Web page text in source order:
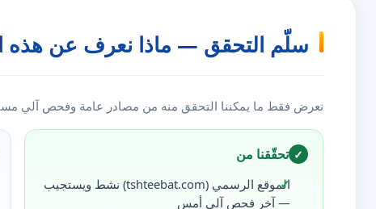
سلّم التحقق — ماذا نعرف عن هذه
نعرض فقط ما يمكننا التحقق منه من مصادر عامة وفحص آلي
✓ تحقّقنا من
الموقع الرسمي (tshteebat.com) نشط ويستجيب
— آخر فحص آلي أمس